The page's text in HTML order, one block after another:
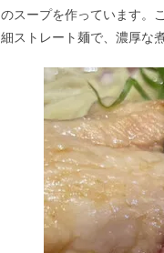
のスープを作っています。
細ストレート麺で、濃厚な